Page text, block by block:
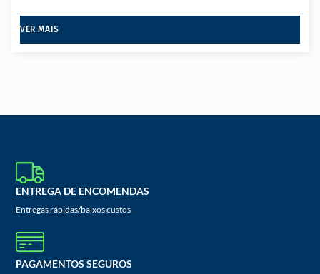
VER MAIS
ENTREGA DE ENCOMENDAS
Entregas rápidas/baixos custos
PAGAMENTOS SEGUROS